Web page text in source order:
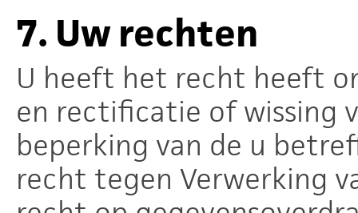
7. Uw rechten
U heeft het recht heeft
en rectificatie of wissing
beperking van de u
recht tegen Verwerking